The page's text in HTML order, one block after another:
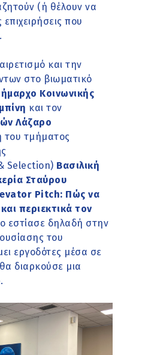
(ή θέλουν να
που
και την
στο βιωματικό
Κοινωνικής
και τον
Λάζαρο
του τμήματος
Selection) Βασιλική
Σταύρου
Pitch: Πώς να
περιεκτικά τον
εστίασε δηλαδή στην
του
εργοδότες μέσα σε
διαρκούσε μια